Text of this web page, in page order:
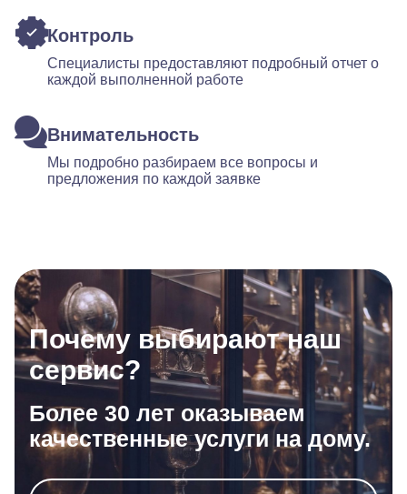
Контроль
Специалисты предоставляют подробный отчет о
каждой выполненной работе
Внимательность
Мы подробно разбираем все вопросы и
предложения по каждой заявке
Почему выбирают наш
сервис?
Более 30 лет оказываем
качественные услуги на дому.